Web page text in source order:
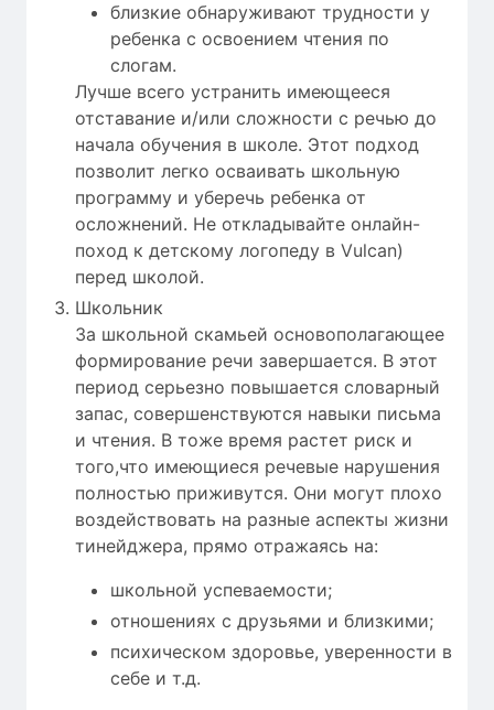
близкие обнаруживают трудности у
ребенка с освоением чтения по
слогам.
Лучше всего устранить имеющееся
отставание и/или сложности с речью до
начала обучения в школе. Этот подход
позволит легко осваивать школьную
программу и уберечь ребенка от
осложнений. Не откладывайте онлайн-
поход к детскому логопеду в Vulcan)
перед школой.
Школьник
За школьной скамьей основополагающее
формирование речи завершается. В этот
период серьезно повышается словарный
запас, совершенствуются навыки письма
и чтения. В тоже время растет риск и
того,что имеющиеся речевые нарушения
полностью приживутся. Они могут плохо
воздействовать на разные аспекты жизни
тинейджера, прямо отражаясь на:
школьной успеваемости;
отношениях с друзьями и близкими;
психическом здоровье, уверенности в
себе и т.д.